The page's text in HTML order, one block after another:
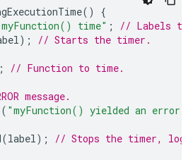
()
{
time" ;
// Labels
);
// Starts the timer.
// Function to time.
message.
( "myFunction() yielded an error:
(label);
// Stops the timer, logs